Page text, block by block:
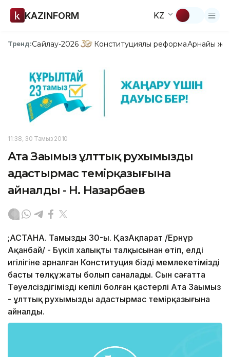
KAZINFORM KZ
Тренд:Сайлау-2026 Конституциялық реформаАрнайы
11:38, 30 Тамыз 2010
Ата Заңымыз ұлттық рухымыздың
адастырмас темірқазығына
айналды - Н. Назарбаев
;АСТАНА. Тамыздың 30-ы. ҚазАқпарат /Ернұр
Ақанбай/ - Бүкіл халықтың талқысынан өтіп, елдің
игілігіне арналған Конституция біздің мемлекетіміздің
басты төлқұжаты болып саналады. Сын сағатта
Тәуелсіздігіміздің кепілі болған қастерлі Ата Заңымыз
- ұлттық рухымыздың адастырмас темірқазығына
айналды.